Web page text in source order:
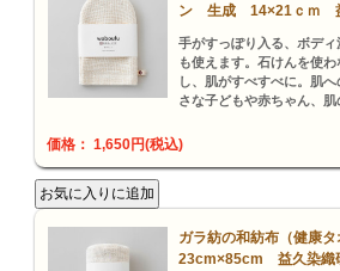
ン 生成 14×21ｃｍ
手がすっぽり入る、ボデ
も使えます。石けんを使
し、肌がすべすべに。肌
さな子どもや赤ちゃん、肌
価格： 1,650円(税込)
ガラ紡の和紡布（健康
23cm×85cm 益久染織